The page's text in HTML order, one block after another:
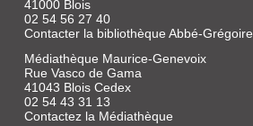
Pictures
Vidéo,
"L'Homme
qui
rétrécit",
nouvelle
adaptation
41000 Blois
02 54 56 27 40
Contacter la bibliothèque Abbé-Grégoire
Médiathèque Maurice-Genevoix
Rue Vasco de Gama
41043 Blois Cedex
02 54 43 31 13
Contactez la Médiathèque